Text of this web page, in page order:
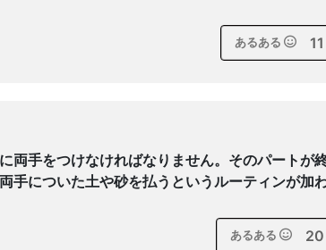
あるある 11
両手をつけなければなりません。そのパートが
手についた土や砂を払うというルーティンが加
あるある 20